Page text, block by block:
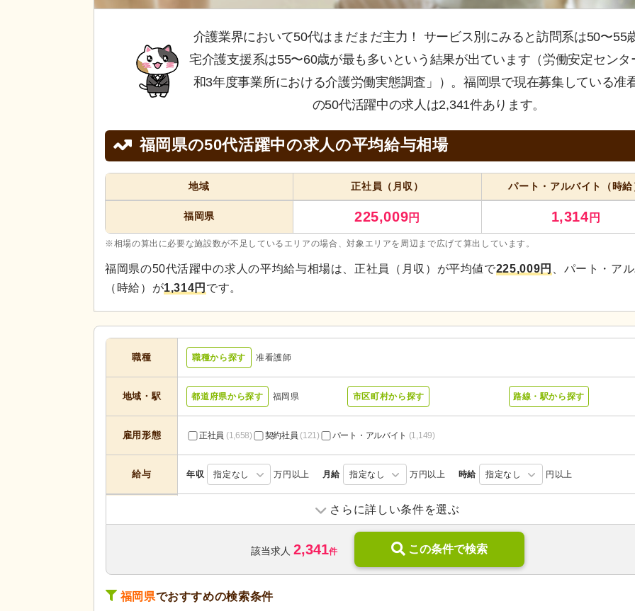
介護業界において50代はまだまだ主力！ サービス別にみると訪問系は50〜55
宅介護支援系は55〜60歳が最も多いという結果が出ています（労働安定センタ
和3年度事業所における介護労働実態調査」）。福岡県で現在募集している准
の50代活躍中の求人は2,341件あります。
福岡県の50代活躍中の求人の平均給与相場
地域 正社員 （月収） パート・アルバイト （時
福岡県 225,009円 1,314 円
※相場の算出に必要な施設数が不足しているエリアの場合、対象エリアを周辺まで広げて算出しています。
福岡県の50代活躍中の求人の平均給与相場は、正社員（月収）が平均値で225,009円
、パート・ア
（時給）が1,314円 です。
職種 職種から探す 准看護師
地域・駅 都道府県から探す 福岡県 市区町村から探す 路線・駅から探す
雇用形態 正社員 (1,658) 契約社員 (121) パート・アルバイト (1,149)
給与 年収 指定なし 万円以上 月給 指定なし 万円以上 時給 指定なし 円以上
サービスの種
訪問入浴 (16)
デイサービス(411) デイケア(81) 小規模多機能型居宅介護(40)
ショートステイ(33) 住宅型有料老人ホーム(182)
ケアハウス(12) 特別養護老人ホーム
介護老人保健施設(111)
さらに詳しい条件を選ぶ
該当求人 2,341件 この条件で検索
福岡県でおすすめの検索条件